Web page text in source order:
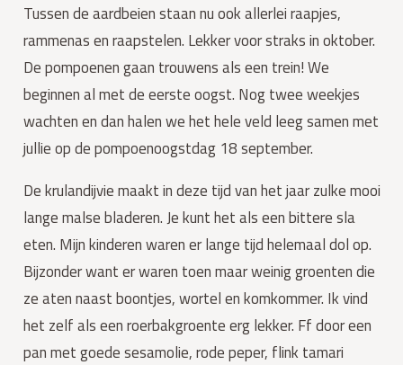
Tussen de aardbeien staan nu ook allerlei raapjes,
rammenas en raapstelen. Lekker voor straks in oktober.
De pompoenen gaan trouwens als een trein! We
beginnen al met de eerste oogst. Nog twee weekjes
wachten en dan halen we het hele veld leeg samen met
jullie op de pompoenoogstdag 18 september.
De krulandijvie maakt in deze tijd van het jaar zulke mooi
lange malse bladeren. Je kunt het als een bittere sla
eten. Mijn kinderen waren er lange tijd helemaal dol op.
Bijzonder want er waren toen maar weinig groenten die
ze aten naast boontjes, wortel en komkommer. Ik vind
het zelf als een roerbakgroente erg lekker. Ff door een
pan met goede sesamolie, rode peper, flink tamari